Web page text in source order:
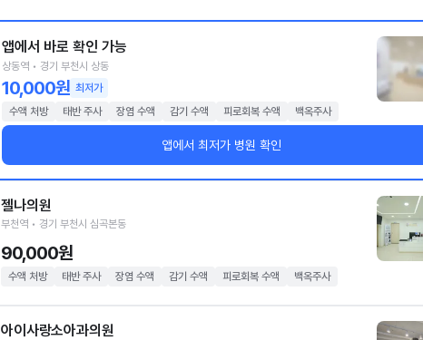
앱에서 바로 확인 가능
상동역 • 경기 부천시 상동
10,000원 최저가
수액 처방
태반 주사 장염 수액 감기 수액 피로회복 수액 백옥주사
앱에서 최저가 병원 확인
젤나의원
부천역 • 경기 부천시 심곡본동
90,000원
수액 처방 태반 주사 장염 수액 감기 수액 피로회복 수액 백옥주사
아이사랑소아과의원